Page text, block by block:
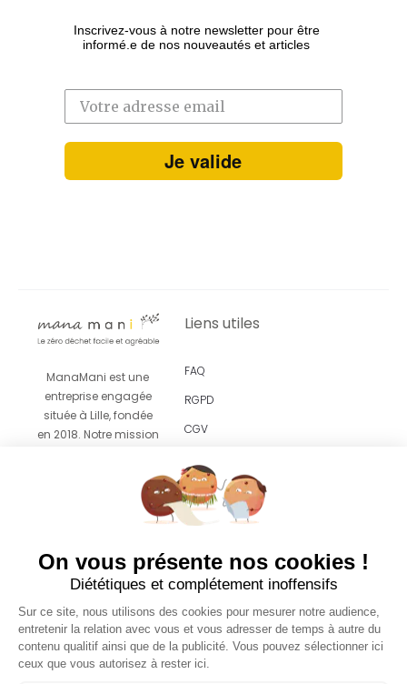
Inscrivez-vous à notre newsletter pour être
informé.e de nos nouveautés et articles
Je valide
ManaMani est une
entreprise engagée
située à Lille, fondée
en 2018. Notre mission
accompagnement
facile et agréable vers
esthétiques pensés
pour s’intégrer sans
effort dans votre
quotidien.
Liens utiles
FAQ
RGPD
CGV
On vous présente nos cookies !
Diététiques et complétement inoffensifs
Sur ce site, nous utilisons des cookies pour mesurer notre audience,
entretenir la relation avec vous et vous adresser de temps à autre du
contenu qualitif ainsi que de la publicité. Vous pouvez sélectionner ici
ceux que vous autorisez à rester ici.
VOTRE PREMIÈRE
COMMANDE 😍
Laissez-nous votre email et nous glisserons
un savon dans votre première commande*
*à partir de 30€ d'achats